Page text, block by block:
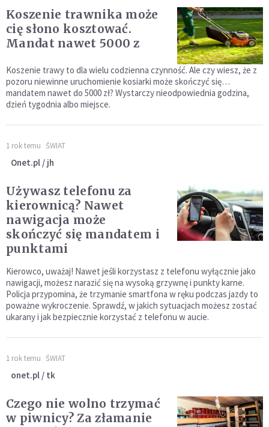
Koszenie trawnika może
cię słono kosztować.
Mandat nawet 5000 z
Koszenie trawy to dla wielu codzienna czynność. Ale czy wiesz, że z
pozoru niewinne uruchomienie kosiarki może skończyć się…
mandatem nawet do 5000 zł? Wystarczy nieodpowiednia godzina,
dzień tygodnia albo miejsce.
1 rok temu ŚWIAT
Onet.pl / jh
Używasz telefonu za
kierownicą? Nawet
nawigacja może
skończyć się mandatem i
punktami
Kierowco, uważaj! Nawet jeśli korzystasz z telefonu wyłącznie jako
nawigacji, możesz narazić się na wysoką grzywnę i punkty karne.
Policja przypomina, że trzymanie smartfona w ręku podczas jazdy to
poważne wykroczenie. Sprawdź, w jakich sytuacjach możesz zostać
ukarany i jak bezpiecznie korzystać z telefonu w aucie.
1 rok temu ŚWIAT
onet.pl / tk
Czego nie wolno trzymać
w piwnicy? Za złamanie